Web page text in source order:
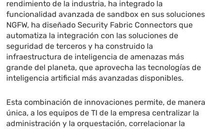
rendimiento de la industria, ha integrado la
funcionalidad avanzada de sandbox en sus soluciones
NGFW, ha diseñado Security Fabric Connectors que
automatiza la integración con las soluciones de
seguridad de terceros y ha construido la
infraestructura de inteligencia de amenazas más
grande del planeta, que aprovecha las tecnologías de
inteligencia artificial más avanzadas disponibles.
Esta combinación de innovaciones permite, de manera
única, a los equipos de TI de la empresa centralizar la
administración y la orquestación, correlacionar la